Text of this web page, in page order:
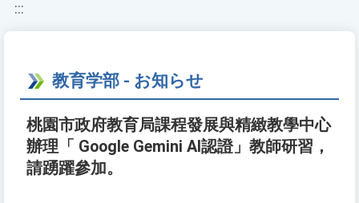
:::
教育学部 - お知らせ
桃園市政府教育局課程發展與精緻教學中心
辦理「 Google Gemini AI認證」教師研習，
請踴躍參加。